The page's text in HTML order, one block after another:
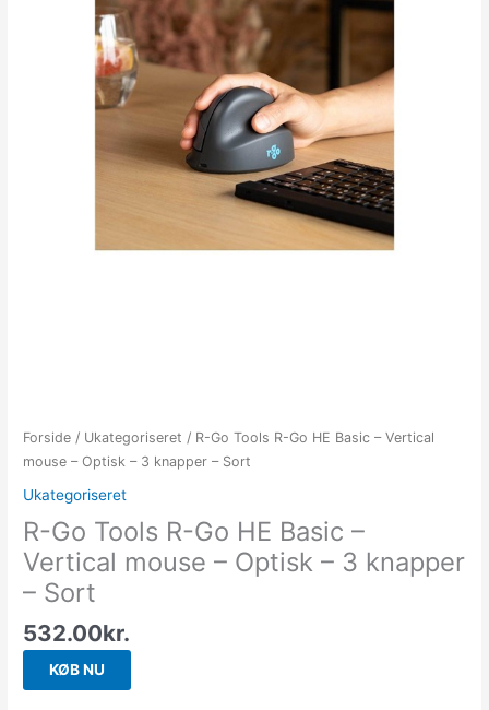
Forside / Ukategoriseret / R-Go Tools R-Go HE Basic – Vertical
mouse – Optisk – 3 knapper – Sort
Ukategoriseret
R-Go Tools R-Go HE Basic –
Vertical mouse – Optisk – 3 knapper
– Sort
532.00kr.
KØB NU